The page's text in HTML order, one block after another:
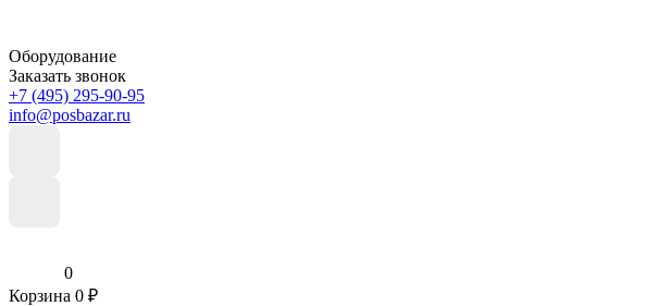
Оборудование
Заказать звонок
+7 (495) 295-90-95
info@posbazar.ru
0
Корзина 0 ₽